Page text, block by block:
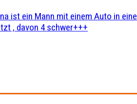
ist ein Mann mit einem Auto in eine
, davon 4 schwer+++